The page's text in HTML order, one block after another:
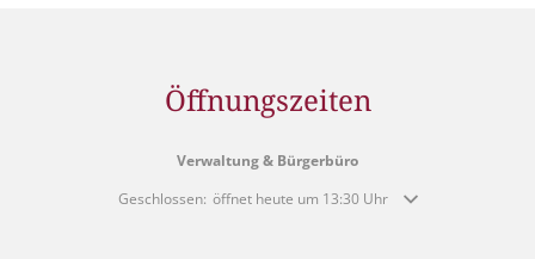
Öffnungszeiten
Verwaltung & Bürgerbüro
Klicken, um weitere Öffnungs- oder Schließzeiten
Geschlossen: öffnet heute um 13:30 Uhr